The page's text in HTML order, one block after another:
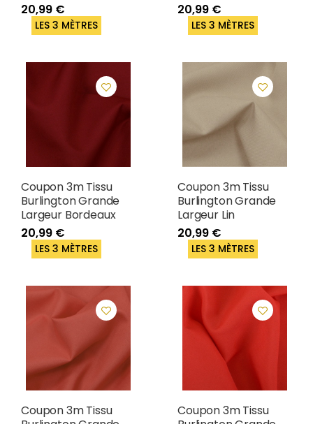
20,99 €
LES 3 MÈTRES
20,99 €
LES 3 MÈTRES
Coupon 3m Tissu
Burlington Grande
Largeur Bordeaux
20,99 €
LES 3 MÈTRES
Coupon 3m Tissu
Burlington Grande
Largeur Lin
20,99 €
LES 3 MÈTRES
Coupon 3m Tissu
Coupon 3m Tissu